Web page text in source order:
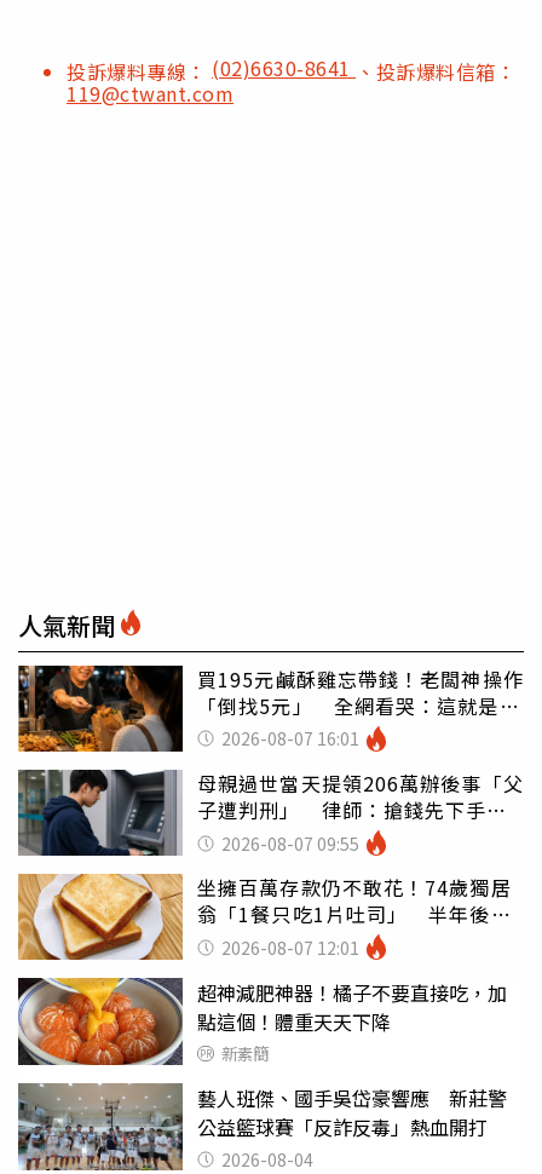
投訴爆料專線： (02)6630-8641 、投訴爆料信箱：
119@ctwant.com
人氣新聞
買195元鹹酥雞忘帶錢！老闆神操作
「倒找5元」 全網看哭：這就是台
灣 2026-08-07 16:01
母親過世當天提領206萬辦後事「父
子遭判刑」 律師：搶錢先下手是
罪 2026-08-07 09:55
坐擁百萬存款仍不敢花！74歲獨居
翁「1餐只吃1片吐司」 半年後暴
瘦嚇壞女兒
2026-08-07 12:01
超神減肥神器！橘子不要直接吃，加
點這個！體重天天下降
新素簡
藝人班傑、國手吳岱豪響應 新莊警
公益籃球賽「反詐反毒」熱血開打
2026-08-04